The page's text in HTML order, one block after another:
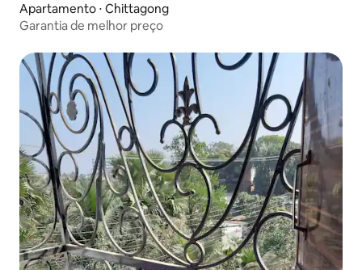
Apartamento ⋅ Chittagong
Garantia de melhor preço